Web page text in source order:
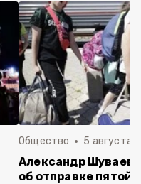
Общество 5 августа ,
Александр Шуваев
об отправке пятой